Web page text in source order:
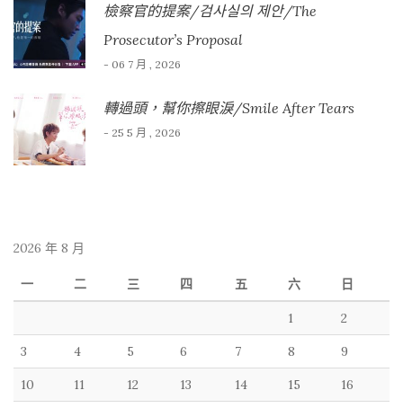
檢察官的提案/검사실의 제안/The
Prosecutor’s Proposal
- 06 7 月 , 2026
轉過頭，幫你擦眼淚/Smile After Tears
- 25 5 月 , 2026
2026 年 8 月
一 二 三 四 五 六 日
1 2
3 4 5 6 7 8 9
10 11 12 13 14 15 16